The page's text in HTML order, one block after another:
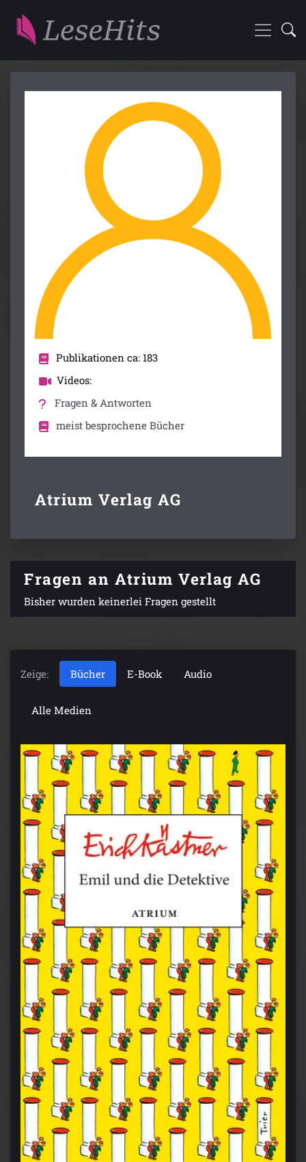
Publikationen ca: 183
Videos:
Fragen & Antworten
meist besprochene Bücher
Atrium Verlag AG
Fragen an Atrium Verlag AG
Bisher wurden keinerlei Fragen gestellt
Zeige: Bücher E-Book Audio
Alle Medien